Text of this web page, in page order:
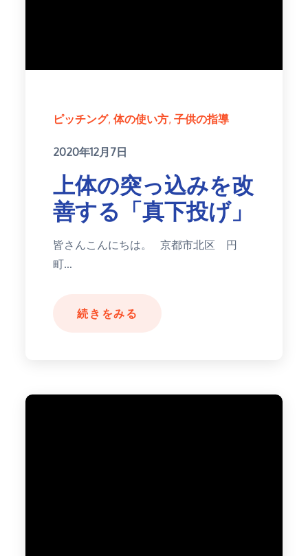
ピッチング 体の使い方 子供の指導
Posted
on
2020年12月7日
上体の突っ込みを改
善する「真下投げ」
皆さんこんにちは。 京都市北区 円
町…
続きをみる